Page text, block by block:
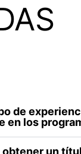
de
en los
obtener un